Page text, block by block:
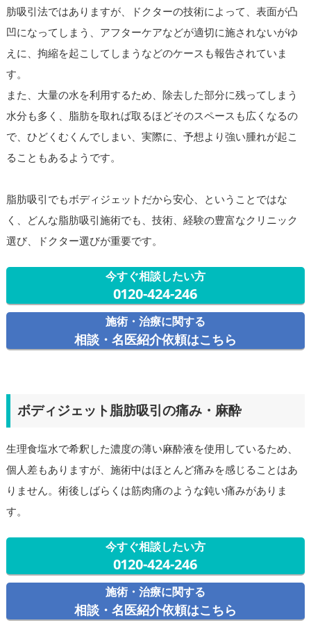
肪吸引法ではありますが、ドクターの技術によって、表面が凸
凹になってしまう、アフターケアなどが適切に施されないがゆ
えに、拘縮を起こしてしまうなどのケースも報告されていま
す。
また、大量の水を利用するため、除去した部分に残ってしまう
水分も多く、脂肪を取れば取るほどそのスペースも広くなるの
で、ひどくむくんでしまい、実際に、予想より強い腫れが起こ
ることもあるようです。
脂肪吸引でもボディジェットだから安心、ということではな
く、どんな脂肪吸引施術でも、技術、経験の豊富なクリニック
選び、ドクター選びが重要です。
今すぐ相談したい方
0120-424-246
施術・治療に関する
相談・名医紹介依頼はこちら
ボディジェット脂肪吸引の痛み・麻酔
生理食塩水で希釈した濃度の薄い麻酔液を使用しているため、
個人差もありますが、施術中はほとんど痛みを感じることはあ
りません。術後しばらくは筋肉痛のような鈍い痛みがありま
す。
今すぐ相談したい方
0120-424-246
施術・治療に関する
相談・名医紹介依頼はこちら